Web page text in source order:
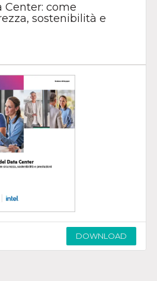
Center: come
sostenibilità e
DOWNLOAD